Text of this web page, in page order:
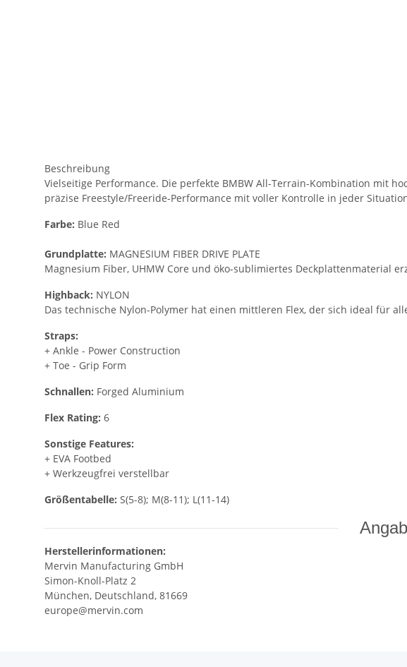
Beschreibung
Vielseitige Performance. Die perfekte BMBW All-Terrain-Kombination mit
präzise Freestyle/Freeride-Performance mit voller Kontrolle in jeder
Farbe: Blue Red
Grundplatte: MAGNESIUM FIBER DRIVE PLATE
Magnesium Fiber, UHMW Core und öko-sublimiertes Deckplattenmaterial
Highback: NYLON
Das technische Nylon-Polymer hat einen mittleren Flex, der sich ideal für
Straps:
+ Ankle - Power Construction
+ Toe - Grip Form
Schnallen: Forged Aluminium
Flex Rating: 6
Sonstige Features:
+ EVA Footbed
+ Werkzeugfrei verstellbar
Größentabelle: S(5-8); M(8-11); L(11-14)
Herstellerinformationen:
Mervin Manufacturing GmbH
Simon-Knoll-Platz 2
München, Deutschland, 81669
europe@mervin.com